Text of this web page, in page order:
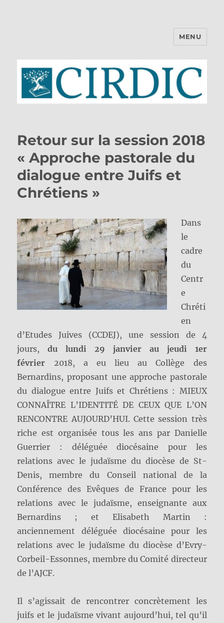
MENU
Retour sur la session 2018
« Approche pastorale du
dialogue entre Juifs et
Chrétiens »
Dans
le
cadre
du
Centr
e
Chréti
en
d’Etudes Juives (CCDEJ), une session de 4
jours,du lundi 29 janvier au jeudi 1er
février 2018,
a eu lieu au Collège des
Bernardins, proposant une approche pastorale
du dialogue entre Juifs et Chrétiens : MIEUX
CONNAÎTRE L’IDENTITÉ DE CEUX QUE L’ON
RENCONTRE AUJOURD’HUI. Cette session très
riche est organisée tous les ans par Danielle
Guerrier : déléguée diocésaine pour les
relations avec le judaïsme du diocèse de St-
Denis, membre du Conseil national de la
Conférence des Evêques de France pour les
relations avec le judaïsme, enseignante aux
Bernardins ; et Elisabeth Martin :
anciennement déléguée diocésaine pour les
relations avec le judaïsme du diocèse d’Evry-
Corbeil-Essonnes, membre du Comité directeur
de l’AJCF.
Il s’agissait de rencontrer concrètement les
juifs et le judaïsme vivant aujourd’hui, tel qu’il